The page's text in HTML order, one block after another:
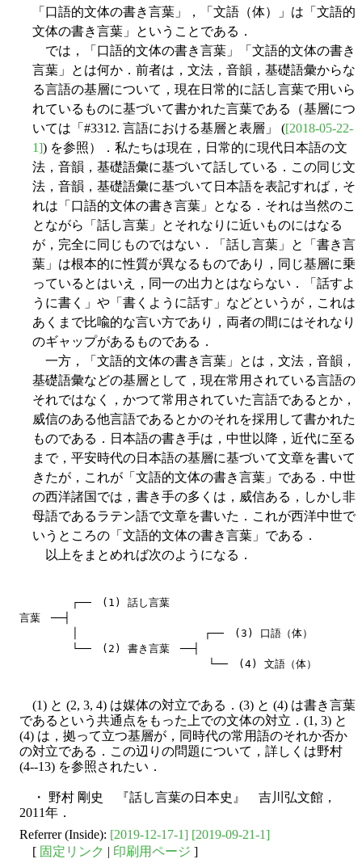
「口語的文体の書き言葉」，「文語（体）」は「文語的
文体の書き言葉」ということである．
では，「口語的文体の書き言葉」「文語的文体の書き
言葉」とは何か．前者は，文法，音韻，基礎語彙からな
る言語の基層について，現在日常的に話し言葉で用いら
れているものに基づいて書かれた言葉である（基層につ
いては「#3312. 言語における基層と表層」 ([2018-05-22-
1]) を参照）．私たちは現在，日常的に現代日本語の文
法，音韻，基礎語彙に基づいて話している．この同じ文
法，音韻，基礎語彙に基づいて日本語を表記すれば，そ
れは「口語的文体の書き言葉」となる．それは当然のこ
とながら「話し言葉」とそれなりに近いものにはなる
が，完全に同じものではない．「話し言葉」と「書き言
葉」は根本的に性質が異なるものであり，同じ基層に乗
っているとはいえ，同一の出力とはならない．「話すよ
うに書く」や「書くように話す」などというが，これは
あくまで比喩的な言い方であり，両者の間にはそれなり
のギャップがあるものである．
一方，「文語的文体の書き言葉」とは，文法，音韻，
基礎語彙などの基層として，現在常用されている言語の
それではなく，かつて常用されていた言語であるとか，
威信のある他言語であるとかのそれを採用して書かれた
ものである．日本語の書き手は，中世以降，近代に至る
まで，平安時代の日本語の基層に基づいて文章を書いて
きたが，これが「文語的文体の書き言葉」である．中世
の西洋諸国では，書き手の多くは，威信ある，しかし非
母語であるラテン語で文章を書いた．これが西洋中世で
いうところの「文語的文体の書き言葉」である．
以上をまとめれば次のようになる．
┌──　(1) 話し言葉
言葉　──┤
│　　　　　　　　　　　　┌──　(3) 口語（体）
└──　(2) 書き言葉　──┤
(1) と (2, 3, 4) は媒体の対立である．(3) と (4) は書き言葉
であるという共通点をもった上での文体の対立．(1, 3) と
(4) は，拠って立つ基層が，同時代の常用語のそれか否か
の対立である．この辺りの問題について，詳しくは野村
(4--13) を参照されたい．
・ 野村 剛史 『話し言葉の日本史』 吉川弘文館，
2011年．
Referrer (Inside): [2019-12-17-1] [2019-09-21-1]
[ 固定リンク | 印刷用ページ ]